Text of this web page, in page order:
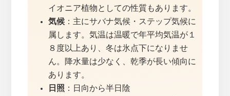
イオニア植物としての性質もあります。
気候：主にサバナ気候・ステップ気候に
属します。気温は温暖で年平均気温が１
８度以上あり、冬は氷点下になりませ
ん。降水量は少なく、乾季が長い傾向に
あります。
日照 ：日向から半日陰